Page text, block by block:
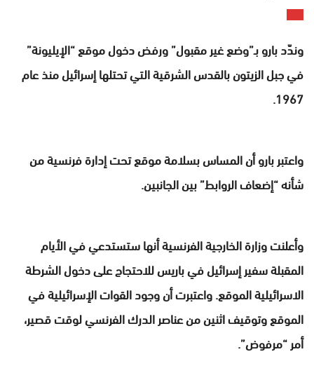
وندّد بارو بـ”وضع غير مقبول” ورفض دخول موقع “الإيليونة”
في جبل الزيتون بالقدس الشرقية التي تحتلها إسرائيل منذ عام
1967.
واعتبر بارو أن المساس بسلامة موقع تحت إدارة فرنسية من
شأنه “إضعاف الروابط” بين الجانبين.
وأعلنت وزارة الخارجية الفرنسية أنها ستستدعي في الأيام
المقبلة سفير إسرائيل في باريس للاحتجاج على دخول الشرطة
الاسرائيلية الموقع. واعتبرت أن وجود القوات الإسرائيلية في
الموقع وتوقيف اثنين من عناصر الدرك الفرنسي لوقت قصير،
أمر “مرفوض”.